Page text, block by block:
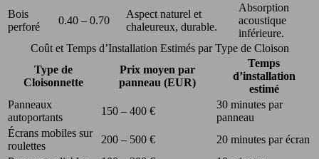
Bois
perforé
0.40 – 0.70
Aspect naturel et
chaleureux, durable.
Absorption
acoustique
inférieure.
Coût et Temps d’Installation Estimés par Type de Cloison
Type de
Cloisonnette
Prix moyen par
panneau (EUR)
Temps
d’installation
estimé
Panneaux
autoportants
150 – 400 €
30 minutes par
panneau
Écrans mobiles sur
roulettes
200 – 500 €
20 minutes par écran